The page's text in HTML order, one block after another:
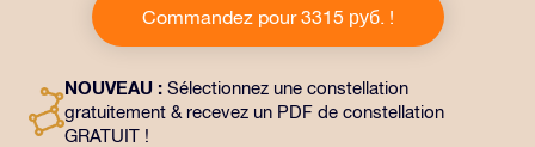
documents personnalisés envoyés à l’adresse de votre
choix, ainsi que des documents numériques et
façon magique d’offrir un cadeau éternel à vos amis et
à vos proches.
Commandez pour 3315 руб. !
NOUVEAU : Sélectionnez une constellation
gratuitement & recevez un PDF de constellation
GRATUIT !